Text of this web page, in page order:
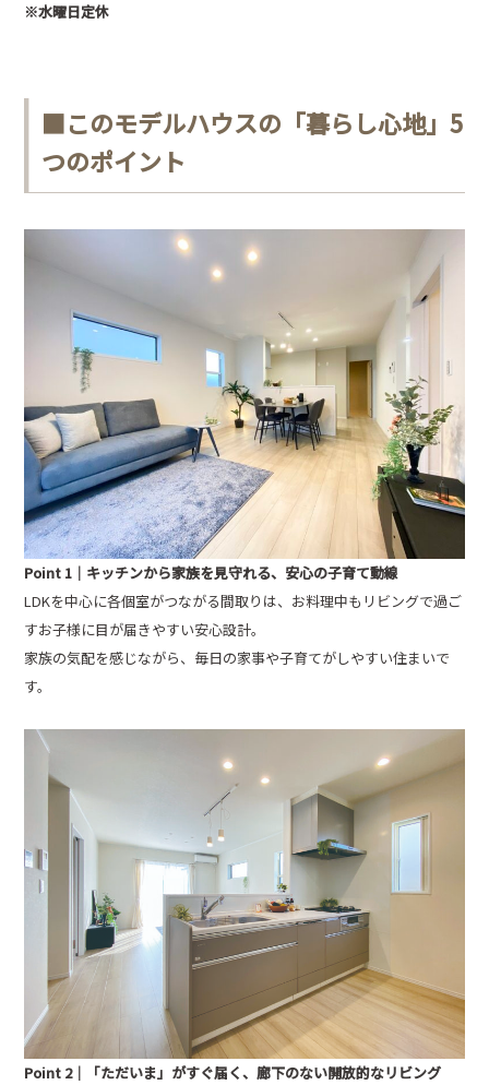
※水曜日定休
■このモデルハウスの「暮らし心地」5
つのポイント
Point 1｜キッチンから家族を見守れる、安心の子育て動線
LDKを中心に各個室がつながる間取りは、お料理中もリビングで過ご
すお子様に目が届きやすい安心設計。
家族の気配を感じながら、毎日の家事や子育てがしやすい住まいで
す。
Point 2｜「ただいま」がすぐ届く、廊下のない開放的なリビング